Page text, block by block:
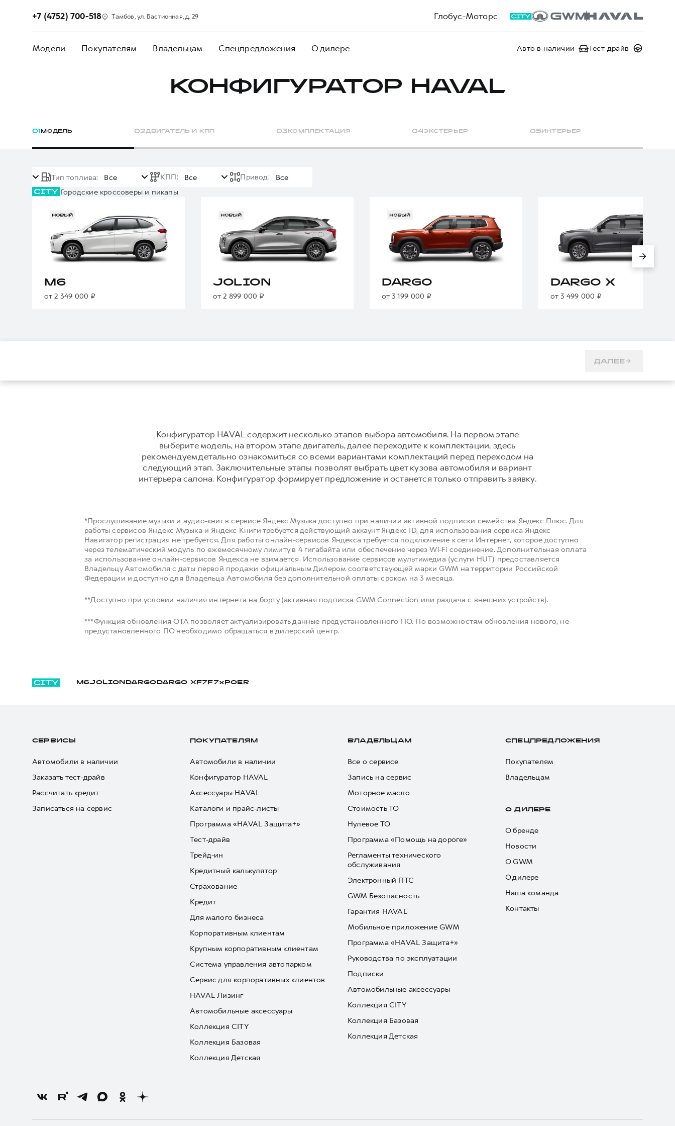
Глобус-Моторс
+7 (4752) 700-518 Тамбов, ул. Бастионная, д. 29
Модели Покупателям Владельцам Спецпредложения О дилере Авто в наличии Тест-драйв
КОНФИГУРАТОР HAVAL
01МОДЕЛЬ 0 2ДВИГАТЕЛЬ И КПП 03 КОМПЛЕКТАЦИЯ 04 ЭКСТЕРЬЕР 05 ИНТЕРЬЕР
Тип топлива: Все КПП: Все Привод:
Все
Городские кроссоверы и пикапы
M6
от 2 349 000 ₽
JOLION
от 2 899 000 ₽
DARGO
от 3 199 000 ₽
DARGO X
от 3 499 000 ₽
ДАЛЕЕ
Конфигуратор HAVAL содержит несколько этапов выбора автомобиля. На первом этапе
выберите модель, на втором этапе двигатель, далее переходите к комплектации, здесь
рекомендуем детально ознакомиться со всеми вариантами комплектаций перед переходом на
следующий этап. Заключительные этапы позволят выбрать цвет кузова автомобиля и вариант
интерьера салона. Конфигуратор формирует предложение и останется только отправить заявку.
*Прослушивание музыки и аудио-книг в сервисе Яндекс Музыка доступно при наличии активной подписки семейства Яндекс Плюс. Для
работы сервисов Яндекс Музыка и Яндекс Книги требуется действующий аккаунт Яндекс ID, для использования сервиса Яндекс
Навигатор регистрация не требуется. Для работы онлайн-сервисов Яндекса требуется подключение к сети Интернет, которое доступно
через телематический модуль по ежемесячному лимиту в 4 гигабайта или обеспечение через Wi-Fi соединение. Дополнительная оплата
за использование онлайн-сервисов Яндекса не взимается. Использование сервисов мультимедиа (услуги HUT) предоставляется
Владельцу Автомобиля с даты первой продажи официальным Дилером соответствующей марки GWM на территории Российской
Федерации и доступно для Владельца Автомобиля без дополнительной оплаты сроком на 3 месяца.
**Доступно при условии наличия интернета на борту (активная подписка GWM Connection или раздача с внешних устройств).
***Функция обновления OTA позволяет актуализировать данные предустановленного ПО. По возможностям обновления нового, не
предустановленного ПО необходимо обращаться в дилерский центр.
M6JOLION DARGO DARGO Х F7 F7x POER
СЕРВИСЫ
Автомобили в наличии
Заказать тест-драйв
Рассчитать кредит
Записаться на сервис
ПОКУПАТЕЛЯМ
Автомобили в наличии
Конфигуратор HAVAL
Аксессуары HAVAL
Каталоги и прайс-листы
Программа «HAVAL Защита+»
Тест-драйв
Трейд-ин
Кредитный калькулятор
Страхование
Кредит
Для малого бизнеса
Корпоративным клиентам
Крупным корпоративным клиентам
Система управления автопарком
Сервис для корпоративных клиентов
HAVAL Лизинг
Автомобильные аксессуары
Коллекция CITY
Коллекция Базовая
Коллекция Детская
ВЛАДЕЛЬЦАМ
Все о сервисе
Запись на сервис
Моторное масло
Стоимость ТО
Нулевое ТО
Программа «Помощь на дороге»
Регламенты технического
обслуживания
Электронный ПТС
GWM Безопасность
Гарантия HAVAL
Мобильное приложение GWM
Программа «HAVAL Защита+»
Руководства по эксплуатации
Подписки
Автомобильные аксессуары
Коллекция CITY
Коллекция Базовая
Коллекция Детская
СПЕЦПРЕДЛОЖЕНИЯ
Покупателям
Владельцам
О ДИЛЕРЕ
О бренде
Новости
О GWM
О дилере
Наша команда
Контакты